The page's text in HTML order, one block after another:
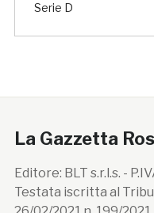
Serie D
La Gazzetta
Editore: BLT s.r.l.s. -
Testata iscritta al